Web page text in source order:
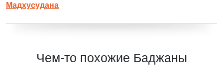
Мадхусудана
Чем-то похожие Баджаны